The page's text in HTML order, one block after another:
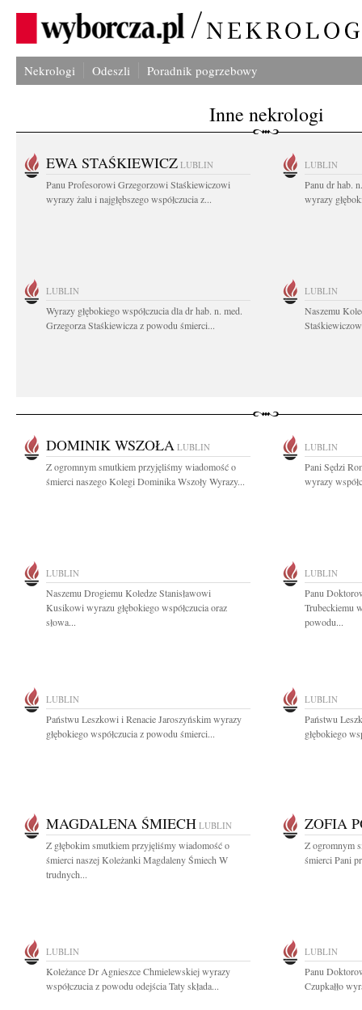
Nekrologi Odeszli Poradnik pogrzebowy
Inne nekrologi
EWA STAŚKIEWICZ LUBLIN
Panu Profesorowi Grzegorzowi Staśkiewiczowi
wyrazy żalu i najgłębszego współczucia z...
LUBLIN
Panu dr hab.
wyrazy
LUBLIN
Wyrazy głębokiego współczucia dla dr hab. n. med.
Grzegorza Staśkiewicza z powodu śmierci...
LUBLIN
Naszemu
DOMINIK WSZOŁA LUBLIN
Z ogromnym smutkiem przyjęliśmy wiadomość o
śmierci naszego Kolegi Dominika Wszoły Wyrazy...
LUBLIN
Pani Sędzi
wyrazy
LUBLIN
Naszemu Drogiemu Koledze Stanisławowi
Kusikowi wyrazu głębokiego współczucia oraz
słowa...
LUBLIN
Panu
Trubeckiemu
powodu...
LUBLIN
Państwu Leszkowi i Renacie Jaroszyńskim wyrazy
głębokiego współczucia z powodu śmierci...
LUBLIN
Państwu
głębokiego
MAGDALENA ŚMIECH LUBLIN
Z głębokim smutkiem przyjęliśmy wiadomość o
śmierci naszej Koleżanki Magdaleny Śmiech W
trudnych...
ZOFIA
Z ogromnym
śmierci Pani
LUBLIN
Koleżance Dr Agnieszce Chmielewskiej wyrazy
współczucia z powodu odejścia Taty składa...
LUBLIN
Panu
Czupkałło